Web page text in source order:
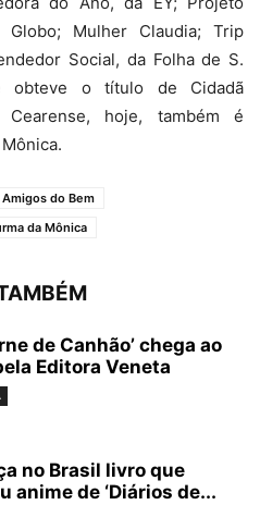
Globo; Mulher Claudia; Trip
Social, da Folha de S.
obteve o título de Cidadã
Cearense, hoje, também é
Amigos do Bem
da Mônica
de Canhão’ chega ao
Editora Veneta
no Brasil livro que
anime de ‘Diários de...